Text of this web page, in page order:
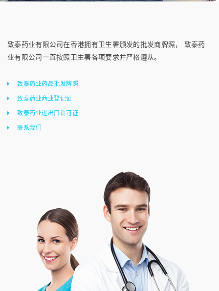
致泰药业有限公司在香港拥有卫生署颁发的批发商牌照， 致泰药
业有限公司一直按照卫生署各项要求并严格遵从。
致泰药业药品批发牌照
致泰药业商业登记证
致泰药业进出口许可证
联系我们